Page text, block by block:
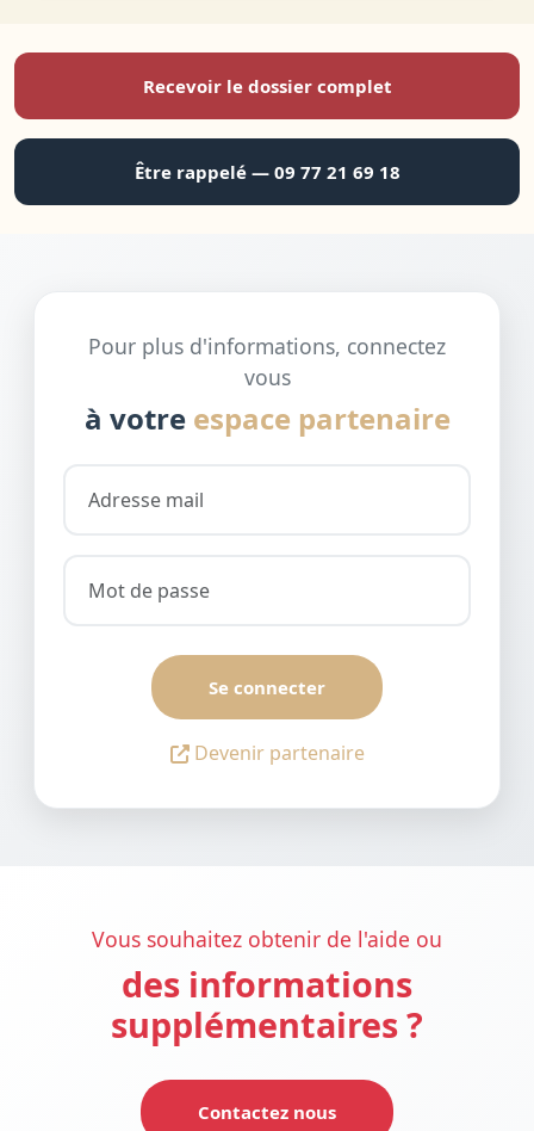
Recevoir le dossier complet
Être rappelé — 09 77 21 69 18
Pour plus d'informations, connectez
vous
à votre espace partenaire
Se connecter
Devenir partenaire
Vous souhaitez obtenir de l'aide ou
des informations
supplémentaires ?
Contactez nous